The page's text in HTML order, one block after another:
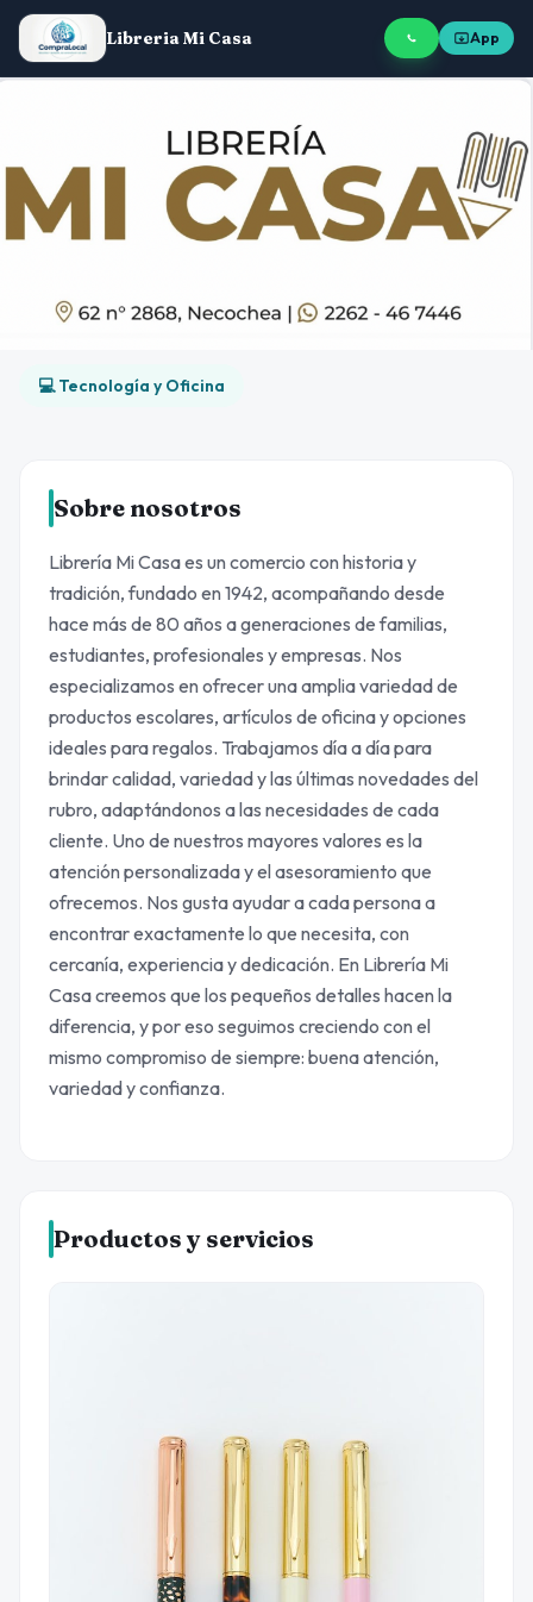
Libreria Mi Casa App
💻 Tecnología y Oficina
Sobre nosotros
Librería Mi Casa es un comercio con historia y
tradición, fundado en 1942, acompañando desde
hace más de 80 años a generaciones de familias,
estudiantes, profesionales y empresas. Nos
especializamos en ofrecer una amplia variedad de
productos escolares, artículos de oficina y opciones
ideales para regalos. Trabajamos día a día para
brindar calidad, variedad y las últimas novedades del
rubro, adaptándonos a las necesidades de cada
cliente. Uno de nuestros mayores valores es la
atención personalizada y el asesoramiento que
ofrecemos. Nos gusta ayudar a cada persona a
encontrar exactamente lo que necesita, con
cercanía, experiencia y dedicación. En Librería Mi
Casa creemos que los pequeños detalles hacen la
diferencia, y por eso seguimos creciendo con el
mismo compromiso de siempre: buena atención,
variedad y confianza.
Productos y servicios